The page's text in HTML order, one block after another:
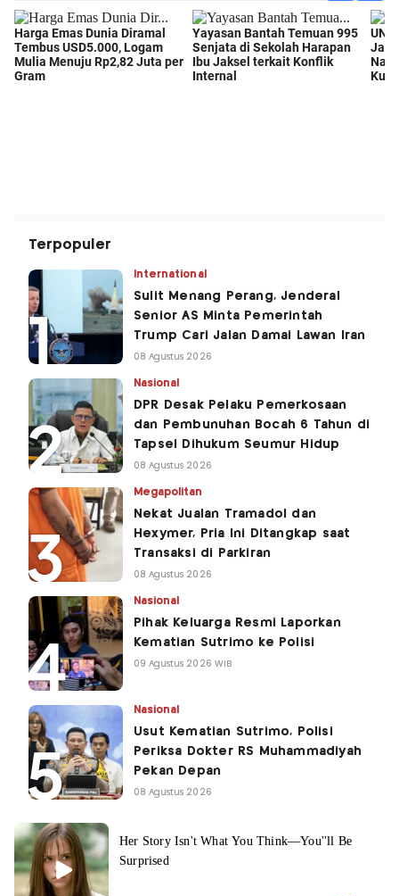
Terpopuler
International
Sulit Menang Perang, Jenderal
Senior AS Minta Pemerintah
Trump Cari Jalan Damai Lawan Iran
08 Agustus 2026
Nasional
DPR Desak Pelaku Pemerkosaan
dan Pembunuhan Bocah 6 Tahun di
Tapsel Dihukum Seumur Hidup
08 Agustus 2026
Megapolitan
Nekat Jualan Tramadol dan
Hexymer, Pria Ini Ditangkap saat
Transaksi di Parkiran
08 Agustus 2026
Nasional
Pihak Keluarga Resmi Laporkan
Kematian Sutrimo ke Polisi
09 Agustus 2026 WIB
Nasional
Usut Kematian Sutrimo, Polisi
Periksa Dokter RS Muhammadiyah
Pekan Depan
08 Agustus 2026